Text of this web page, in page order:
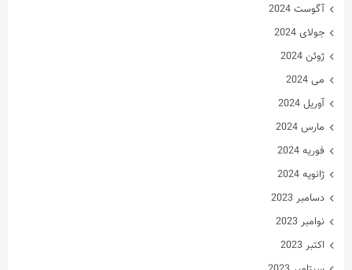
آگوست 2024
جولای 2024
ژوئن 2024
می 2024
آوریل 2024
مارس 2024
فوریه 2024
ژانویه 2024
دسامبر 2023
نوامبر 2023
اکتبر 2023